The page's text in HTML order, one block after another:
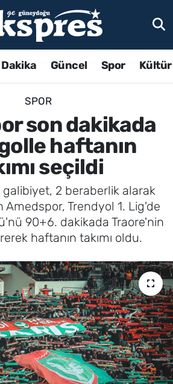
Güncel Spor
SPOR
son dakikada
haftanın
seçildi
2 beraberlik alarak
Trendyol 1. Lig'de
90+6. dakikada Traore'nin
haftanın takımı oldu.